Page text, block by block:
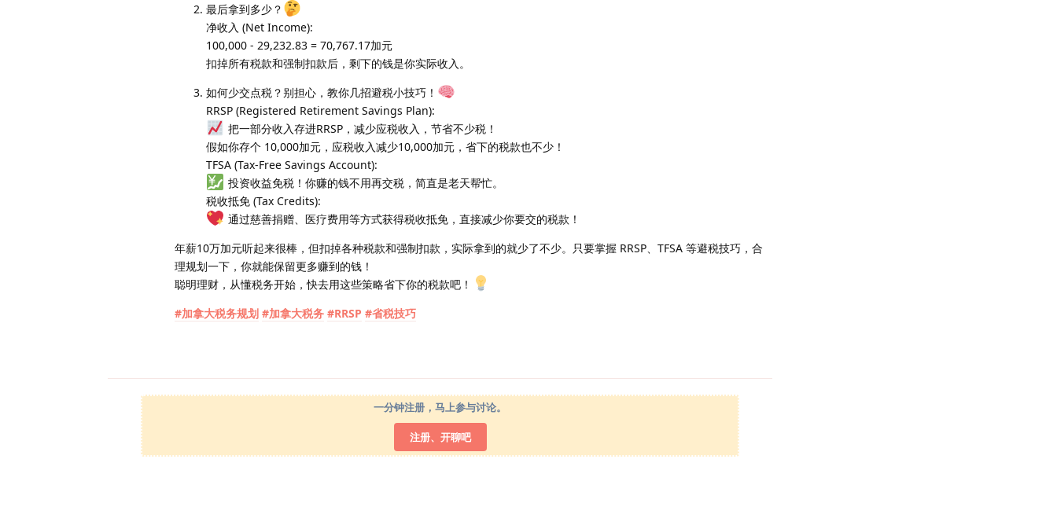
最后拿到多少？
净收入 (Net Income):
100,000 - 29,232.83 = 70,767.17加元
扣掉所有税款和强制扣款后，剩下的钱是你实际收入。
如何少交点税？别担心，教你几招避税小技巧！
RRSP (Registered Retirement Savings Plan):
把一部分收入存进RRSP，减少应税收入，节省不少税！
假如你存个 10,000加元，应税收入减少10,000加元，省下的税款也不少！
TFSA (Tax-Free Savings Account):
投资收益免税！你赚的钱不用再交税，简直是老天帮忙。
税收抵免 (Tax Credits):
通过慈善捐赠、医疗费用等方式获得税收抵免，直接减少你要交的税款！
年薪10万加元听起来很棒，但扣掉各种税款和强制扣款，实际拿到的就少了不少。只要掌握 RRSP、TFSA 等避税技巧，合
理规划一下，你就能保留更多赚到的钱！
聪明理财，从懂税务开始，快去用这些策略省下你的税款吧！
#加拿大税务规划 #加拿大税务 #RRSP #省税技巧
一分钟注册，马上参与讨论。
注册、开聊吧